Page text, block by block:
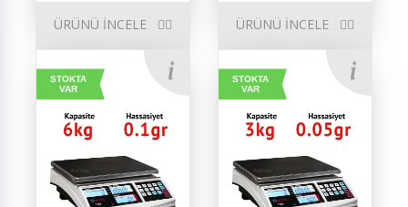
ÜRÜNÜ İNCELE ÜRÜNÜ İNCELE
STOKTA
VAR
STOKTA
VAR